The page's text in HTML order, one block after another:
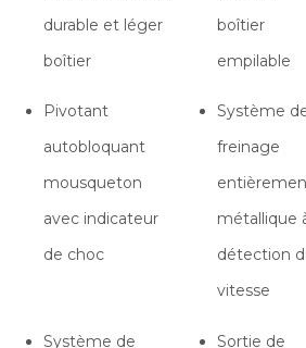
durable et léger
boîtier
boîtier
empilable
Pivotant
autobloquant
mousqueton
avec indicateur
de choc
Système
freinage
métallique
détection
vitesse
Système de
Sortie de